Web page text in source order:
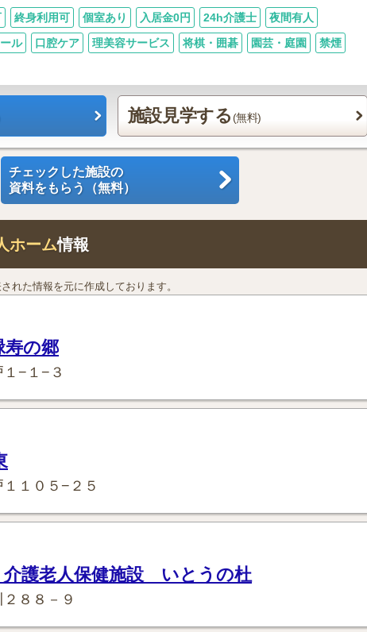
終身利用可 個室あり 入居金0円 24h介護士 夜間有人
ル 口腔ケア 理美容サービス 将棋・囲碁 園芸・庭園 禁煙
施設見学する (無料)
チェックした施設の
資料をもらう（無料）
ホーム情報
れた情報を元に作成しております。
の郷
１−１−３
１１０５−２５
護老人保健施設 いとうの杜
２８８－９